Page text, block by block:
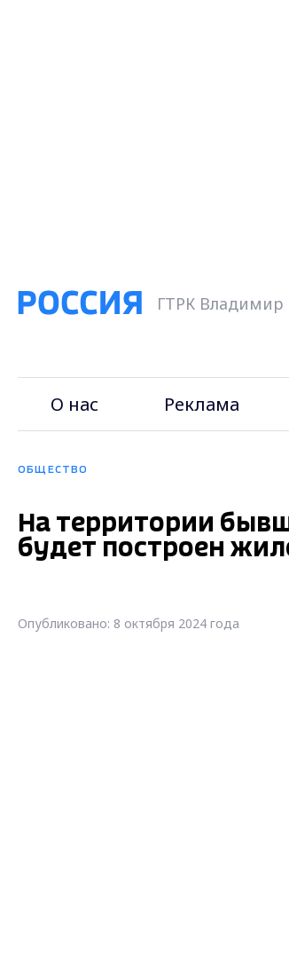
ГТРК Владимир
О нас Реклама
ОБЩЕСТВО
На территории
будет построен
Опубликовано: 8 октября 2024 года